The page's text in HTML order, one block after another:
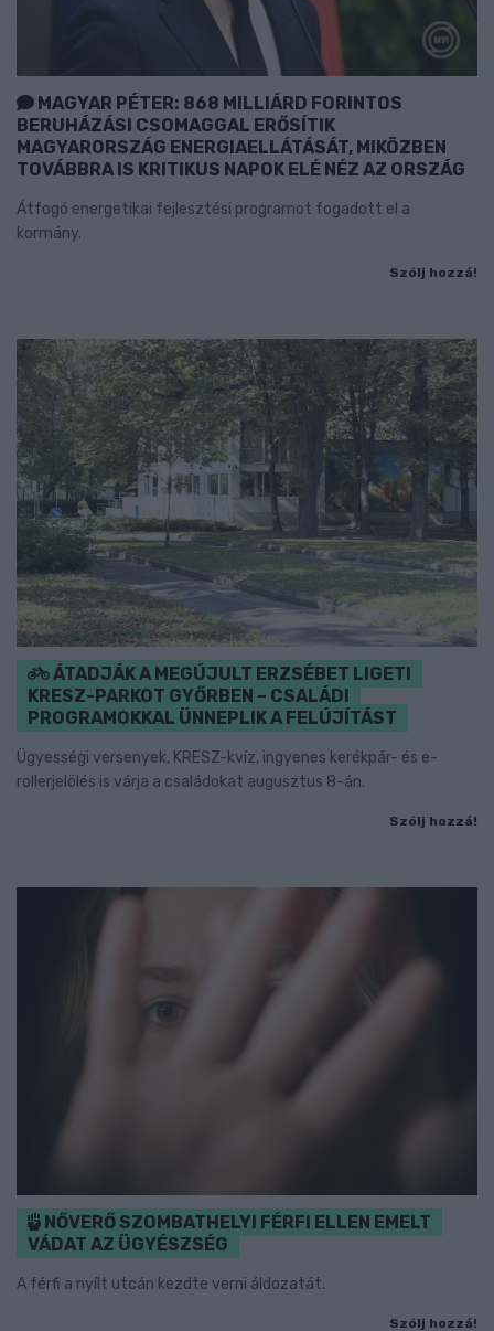
MAGYAR PÉTER: 868 MILLIÁRD FORINTOS
BERUHÁZÁSI CSOMAGGAL ERŐSÍTIK
MAGYARORSZÁG ENERGIAELLÁTÁSÁT, MIKÖZBEN
TOVÁBBRA IS KRITIKUS NAPOK ELÉ NÉZ AZ ORSZÁG
Átfogó energetikai fejlesztési programot fogadott el a
kormány.
Szólj hozzá!
ÁTADJÁK A MEGÚJULT ERZSÉBET LIGETI
KRESZ-PARKOT GYŐRBEN – CSALÁDI
PROGRAMOKKAL ÜNNEPLIK A FELÚJÍTÁST
Ügyességi versenyek, KRESZ-kvíz, ingyenes kerékpár- és e-
rollerjelölés is várja a családokat augusztus 8-án.
Szólj hozzá!
NŐVERŐ SZOMBATHELYI FÉRFI ELLEN EMELT
VÁDAT AZ ÜGYÉSZSÉG
A férfi a nyílt utcán kezdte verni áldozatát.
Szólj hozzá!